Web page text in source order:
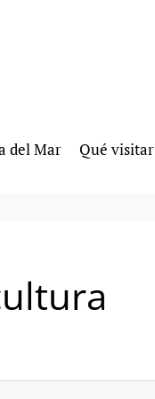
del Mar Qué visitar